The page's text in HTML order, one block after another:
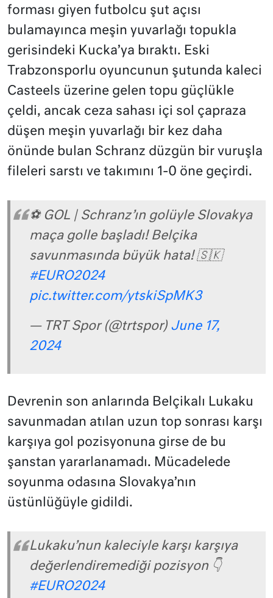
forması giyen futbolcu şut açısı
bulamayınca meşin yuvarlağı topukla
gerisindeki Kucka’ya bıraktı. Eski
Trabzonsporlu oyuncunun şutunda kaleci
Casteels üzerine gelen topu güçlükle
çeldi, ancak ceza sahası içi sol çapraza
düşen meşin yuvarlağı bir kez daha
önünde bulan Schranz düzgün bir vuruşla
fileleri sarstı ve takımını 1-0 öne geçirdi.
⚽ GOL | Schranz’ın golüyle Slovakya
maça golle başladı! Belçika
savunmasında büyük hata! 🇸🇰
#EURO2024
pic.twitter.com/ytskiSpMK3
— TRT Spor (@trtspor) June 17,
2024
Devrenin son anlarında Belçikalı Lukaku
savunmadan atılan uzun top sonrası karşı
karşıya gol pozisyonuna girse de bu
şanstan yararlanamadı. Mücadelede
soyunma odasına Slovakya’nın
üstünlüğüyle gidildi.
Lukaku’nun kaleciyle karşı karşıya
değerlendiremediği pozisyon 👇
#EURO2024